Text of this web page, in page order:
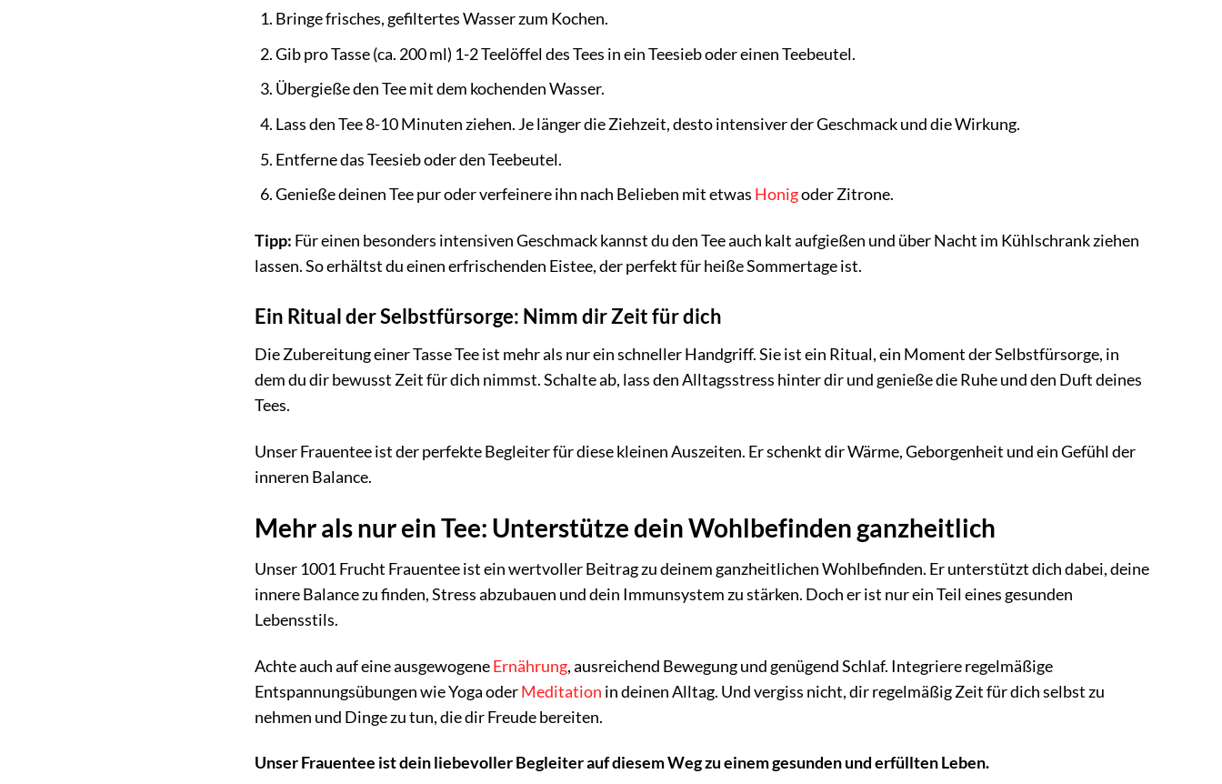
Bringe frisches, gefiltertes Wasser zum Kochen.
Gib pro Tasse (ca. 200 ml) 1-2 Teelöffel des Tees in ein Teesieb oder einen Teebeutel.
Übergieße den Tee mit dem kochenden Wasser.
Lass den Tee 8-10 Minuten ziehen. Je länger die Ziehzeit, desto intensiver der Geschmack und die Wirkung.
Entferne das Teesieb oder den Teebeutel.
Genieße deinen Tee pur oder verfeinere ihn nach Belieben mit etwas Honigoder Zitrone.
Tipp: Für einen besonders intensiven Geschmack kannst du den Tee auch kalt aufgießen und über Nacht im Kühlschrank ziehen
lassen. So erhältst du einen erfrischenden Eistee, der perfekt für heiße Sommertage ist.
Ein Ritual der Selbstfürsorge: Nimm dir Zeit für dich
Die Zubereitung einer Tasse Tee ist mehr als nur ein schneller Handgriff. Sie ist ein Ritual, ein Moment der Selbstfürsorge, in
dem du dir bewusst Zeit für dich nimmst. Schalte ab, lass den Alltagsstress hinter dir und genieße die Ruhe und den Duft deines
Tees.
Unser Frauentee ist der perfekte Begleiter für diese kleinen Auszeiten. Er schenkt dir Wärme, Geborgenheit und ein Gefühl der
inneren Balance.
Mehr als nur ein Tee: Unterstütze dein Wohlbefinden ganzheitlich
Unser 1001 Frucht Frauentee ist ein wertvoller Beitrag zu deinem ganzheitlichen Wohlbefinden. Er unterstützt dich dabei, deine
innere Balance zu finden, Stress abzubauen und dein Immunsystem zu stärken. Doch er ist nur ein Teil eines gesunden
Lebensstils.
Achte auch auf eine ausgewogeneErnährung, ausreichend Bewegung und genügend Schlaf. Integriere regelmäßige
Entspannungsübungen wie Yoga oderMeditation in deinen Alltag. Und vergiss nicht, dir regelmäßig Zeit für dich selbst zu
nehmen und Dinge zu tun, die dir Freude bereiten.
Unser Frauentee ist dein liebevoller Begleiter auf diesem Weg zu einem gesunden und erfüllten Leben.